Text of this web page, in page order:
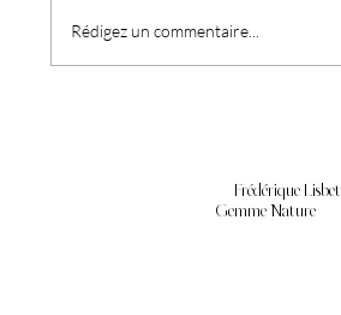
Rédigez un commentaire...
Frédérique Lisbet
Gemme Nature